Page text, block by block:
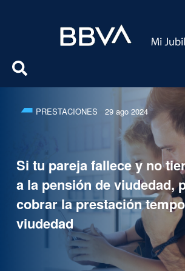
PRESTACIONES29 ago 2024
Si tu pareja fallece y no
a la pensión de viudedad,
cobrar la prestación
viudedad